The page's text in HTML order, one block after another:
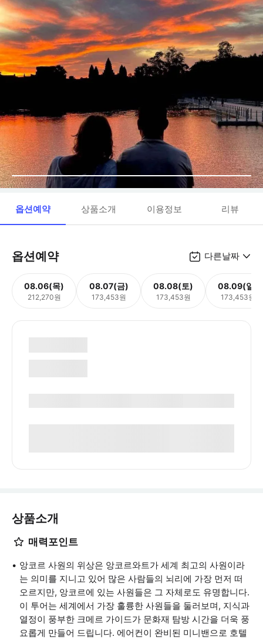
옵션예약 상품소개 이용정보 리뷰
옵션예약 다른날짜
08.06(목)
212,270원
08.07(금)
173,453원
08.08(토)
173,453원
08.09(일)
173,453원
상품소개
매력포인트
앙코르 사원의 위상은 앙코르와트가 세계 최고의 사원이라
는 의미를 지니고 있어 많은 사람들의 뇌리에 가장 먼저 떠
오르지만, 앙코르에 있는 사원들은 그 자체로도 유명합니다.
이 투어는 세계에서 가장 훌륭한 사원들을 둘러보며, 지식과
열정이 풍부한 크메르 가이드가 문화재 탐방 시간을 더욱 풍
요롭게 만들어 드립니다. 에어컨이 완비된 미니밴으로 호텔